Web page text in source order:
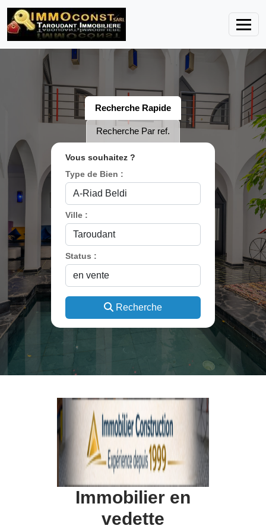
Recherche Rapide
Recherche Par ref.
Vous souhaitez ?
Type de Bien :
Ville :
Status :
Recherche
Immobilier en
vedette